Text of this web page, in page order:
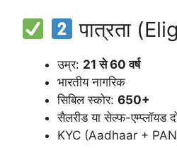
पात्रता
उम्र: 21 से 60 वर्ष
भारतीय नागरिक
सिबिल स्कोर: 650+
सैलरीड या सेल्फ-एम्प्लॉयड
KYC (Aadhaar +